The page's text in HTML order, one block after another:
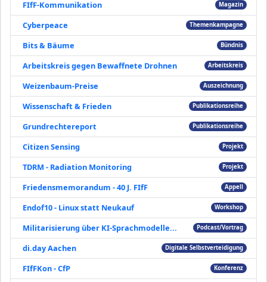
FIfF-Kommunikation Magazin
Cyberpeace Themenkampagne
Bits & Bäume Bündnis
Arbeitskreis gegen Bewaffnete Drohnen Arbeitskreis
Weizenbaum-Preise Auszeichnung
Wissenschaft & Frieden Publikationsreihe
Grundrechtereport Publikationsreihe
Citizen Sensing Projekt
TDRM - Radiation Monitoring Projekt
Friedensmemorandum - 40 J. FIfF Appell
Endof10 - Linux statt Neukauf Workshop
Militarisierung über KI-Sprachmodelle... Podcast/Vortrag
di.day Aachen Digitale Selbstverteidigung
FIfFKon - CfP Konferenz